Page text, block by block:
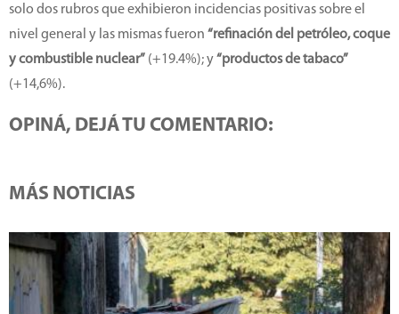
solo dos rubros que exhibieron incidencias positivas sobre el
nivel general y las mismas fueron “refinación del petróleo, coque
y combustible nuclear” (+19.4%); y“productos de tabaco”
(+14,6%).
OPINÁ, DEJÁ TU COMENTARIO:
MÁS NOTICIAS